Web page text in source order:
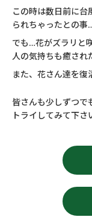
この時は数日前に台
られちゃったとの事
でも…花がズラリと
人の気持ちも癒され
また、花さん達を復
皆さんも少しずつで
トライしてみて下さ